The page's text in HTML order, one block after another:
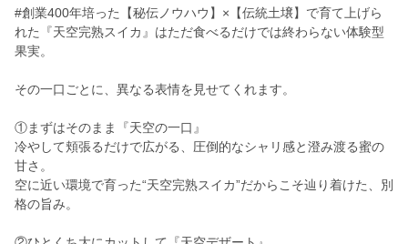
#創業400年培った【秘伝ノウハウ】×【伝統土壌】で育て上げら
れた『天空完熟スイカ』はただ食べるだけでは終わらない体験型
果実。
その一口ごとに、異なる表情を見せてくれます。
①まずはそのまま『天空の一口』
冷やして頬張るだけで広がる、圧倒的なシャリ感と澄み渡る蜜の
甘さ。
空に近い環境で育った“天空完熟スイカ”だからこそ辿り着けた、別
格の旨み。